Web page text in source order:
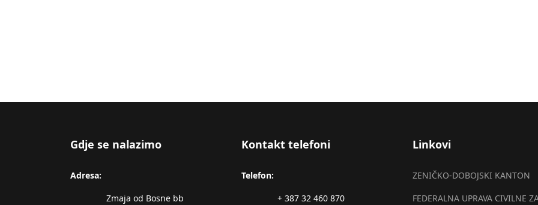
Gdje se nalazimo
Adresa:
Zmaja od Bosne bb
Kontakt telefoni
Telefon:
+ 387 32 460 870
Linkovi
ZENIČKO-DOBOJSKI KANTON
FEDERALNA UPRAVA CIVILNE